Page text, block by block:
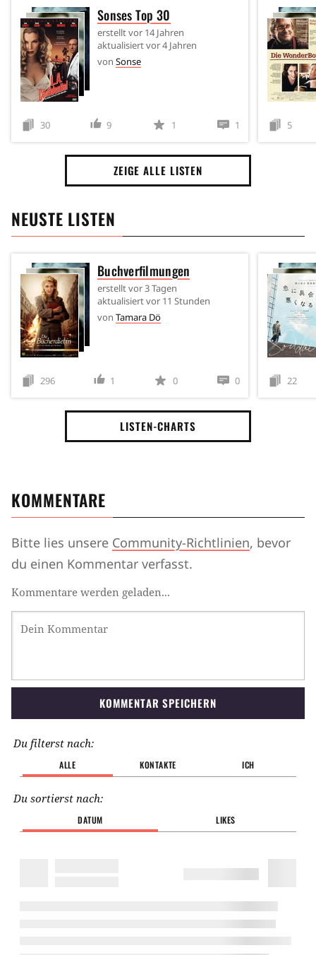
Sonses Top 30
erstelltvor 14 Jahren
aktualisiertvor 4 Jahren
von Sonse
30 9 1 1 5
ZEIGE ALLE LISTEN
NEUSTE LISTEN
Buchverfilmungen
erstelltvor 3 Tagen
aktualisiertvor 11 Stunden
von Tamara Dö
296 1 0 0 22
LISTEN-CHARTS
KOMMENTARE
Bitte lies unsere Community-Richtlinien, bevor
du einen Kommentar verfasst.
Kommentare werden geladen...
KOMMENTAR SPEICHERN
Du filterst nach:
ALLE KONTAKTE ICH
Du sortierst nach:
DATUM LIKES